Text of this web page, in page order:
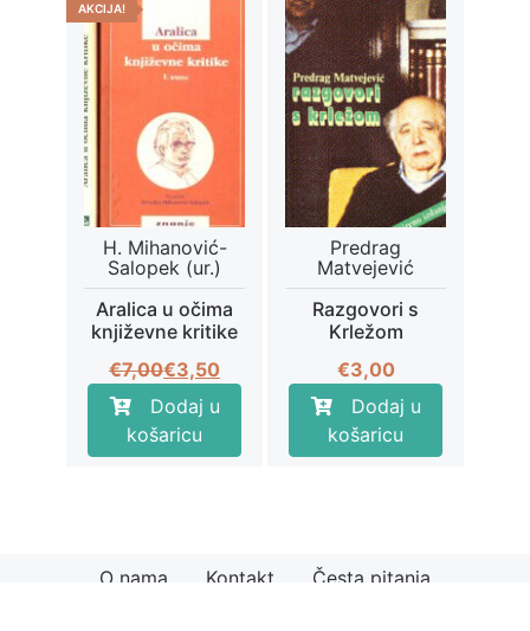
AKCIJA!
H. Mihanović-
Salopek (ur.)
Aralica u očima
književne kritike
€7,00Izvorna
cijena
bila
je:
€3,50
Trenutna
cijena
je:
€3,50.
Dodaj u
košaricu
Predrag
Matvejević
Razgovori s
Krležom
€3,00
Dodaj u
košaricu
O nama Kontakt
Česta pitanja